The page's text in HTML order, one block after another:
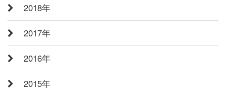
2018年
2017年
2016年
2015年